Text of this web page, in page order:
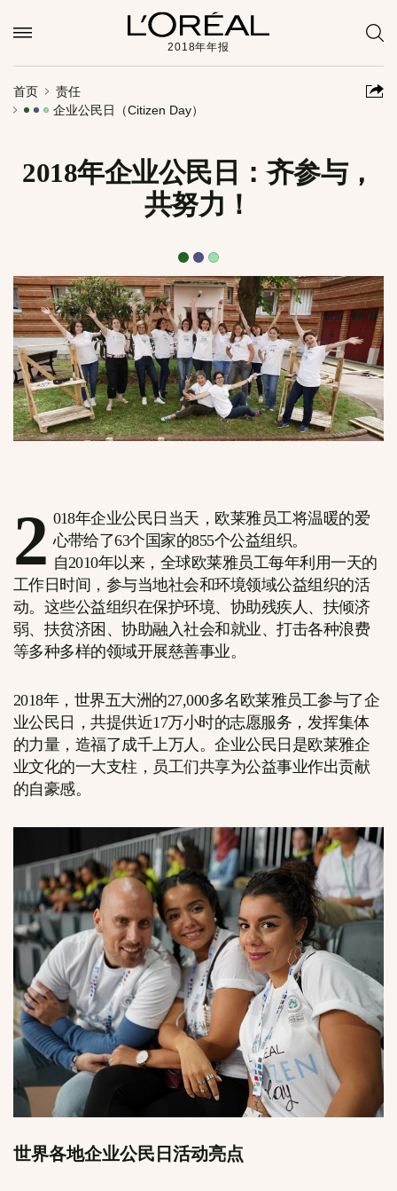
2018年年报
首页
责任
企业公民日（Citizen Day）
2018年企业公民日：齐参与，
共努力！
2 018年企业公民日当天，欧莱雅员工将温暖的爱
心带给了63个国家的855个公益组织。
自2010年以来，全球欧莱雅员工每年利用一天的
工作日时间，参与当地社会和环境领域公益组织的活
动。这些公益组织在保护环境、协助残疾人、扶倾济
弱、扶贫济困、协助融入社会和就业、打击各种浪费
等多种多样的领域开展慈善事业。
2018年，世界五大洲的27,000多名欧莱雅员工参与了企
业公民日，共提供近17万小时的志愿服务，发挥集体
的力量，造福了成千上万人。企业公民日是欧莱雅企
业文化的一大支柱，员工们共享为公益事业作出贡献
的自豪感。
世界各地企业公民日活动亮点